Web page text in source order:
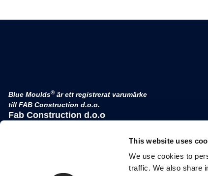
This website uses
We use cookies to
traffic. We also share
Blue Moulds® är ett registrerat varumärke
till FAB Construction d.o.o.
Fab Construction d.o.o